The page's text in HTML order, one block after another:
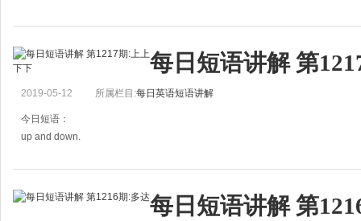
例句：
I could not make myself understood in English.
He tried speak
每日短语讲解 第
2019-05-12 所属栏目:每日英语短语讲解
今日短语：
up and down.
例句：
He ran up and down the steps several times to get some exercise.
每日短语讲解 第